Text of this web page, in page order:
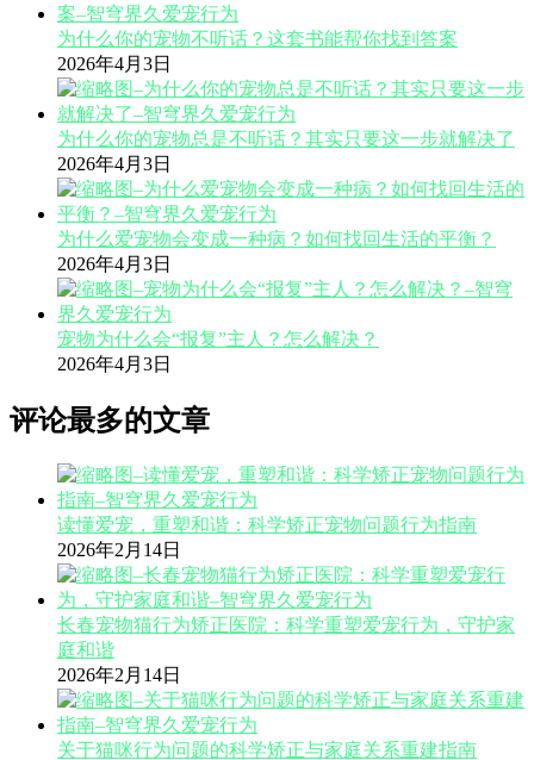
为什么你的宠物不听话？这套书能帮你找到答案
2026年4月3日
为什么你的宠物总是不听话？其实只要这一步就解决了
2026年4月3日
为什么爱宠物会变成一种病？如何找回生活的平衡？
2026年4月3日
宠物为什么会“报复”主人？怎么解决？
2026年4月3日
评论最多的文章
读懂爱宠，重塑和谐：科学矫正宠物问题行为指南
2026年2月14日
长春宠物猫行为矫正医院：科学重塑爱宠行为，守护家
庭和谐
2026年2月14日
关于猫咪行为问题的科学矫正与家庭关系重建指南